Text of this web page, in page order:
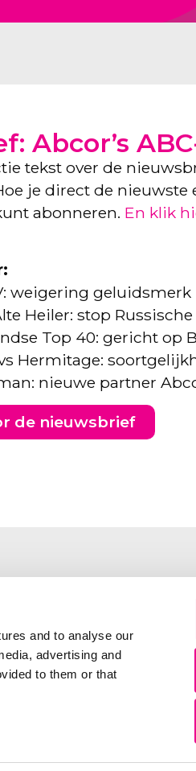
and to analyse our
advertising and
to them or that
Abcor’s
tekst over de
je direct de nieuwste
abonneren. En klik
weigering geluidsmerk
Heiler: stop
Top 40: gericht op
Hermitage:
nieuwe partner
de nieuwsbrief
Benelux